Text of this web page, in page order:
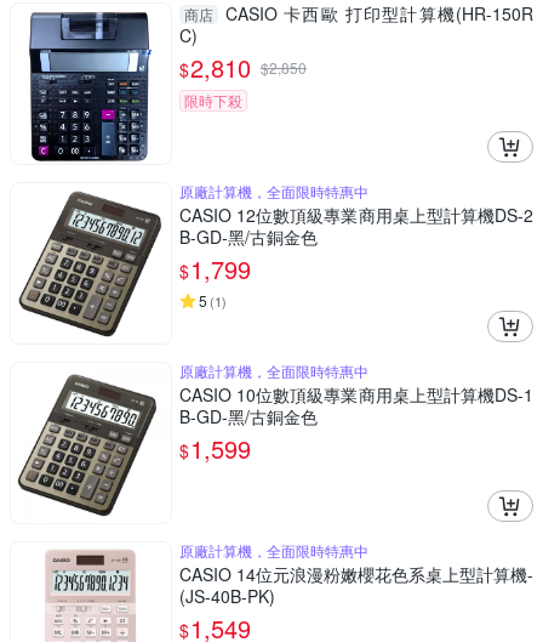
商店 CASIO 卡西歐 打印型計算機(HR-150R
C)
$2,810 $2,850
限時下殺
原廠計算機，全面限時特惠中
CASIO 12位數頂級專業商用桌上型計算機DS-2
B-GD-黑/古銅金色
$1,799
5 (1)
原廠計算機，全面限時特惠中
CASIO 10位數頂級專業商用桌上型計算機DS-1
B-GD-黑/古銅金色
$1,599
原廠計算機，全面限時特惠中
CASIO 14位元浪漫粉嫩櫻花色系桌上型計算機-
(JS-40B-PK)
$1,549